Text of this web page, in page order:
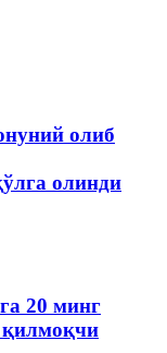
олиб
олинди
20 минг
қилмоқчи